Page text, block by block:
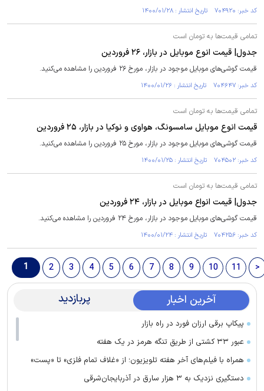
کد خبر: ۷۰۴۹۲۰ تاریخ انتشار : ۱۴۰۰/۰۱/۲۸
تمامی قیمت‌ها به تومان است
جدول| قیمت انوع موبایل در بازار، ۲۶ فروردین
قیمت گوشی‌های موبایل موجود در بازار، مورخ ۲۶ فروردین را مشاهده می‌کنید.
کد خبر: ۷۰۴۶۴۷ تاریخ انتشار : ۱۴۰۰/۰۱/۲۶
تمامی قیمت‌ها به تومان است
قیمت انوع موبایل سامسونگ، هواوی و نوکیا در بازار، ۲۵ فروردین
قیمت گوشی‌های موبایل موجود در بازار، مورخ ۲۵ فروردین را مشاهده می‌کنید.
کد خبر: ۷۰۴۵۰۲ تاریخ انتشار : ۱۴۰۰/۰۱/۲۵
تمامی قیمت‌ها به تومان است
جدول| قیمت انواع موبایل در بازار، ۲۴ فروردین
قیمت گوشی‌های موبایل موجود در بازار، مورخ ۲۴ فروردین را مشاهده می‌کنید.
کد خبر: ۷۰۴۲۵۶ تاریخ انتشار : ۱۴۰۰/۰۱/۲۴
1 2 3 4 5 6 7 8 9 10 11 >
آخرین اخبار پربازدید
پیکاپ برقی ارزان فورد در راه بازار
عبور ۳۳ کشتی از طریق تنگه هرمز در یک هفته
همراه با فیلم‌های آخر هفته تلویزیون؛ از «غلاف تمام فلزی» تا «پست»
دستگیری نزدیک به ۳ هزار سارق در آذربایجان‌شرقی